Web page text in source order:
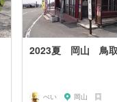
2023夏 岡山 鳥取
ぺい 岡山